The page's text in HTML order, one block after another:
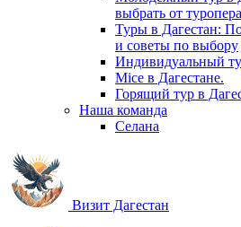
выбрать от
Туры в Дагестан:
и советы по выбору
Индивидуальный
Mice в Дагестане.
Горящий тур в
Наша команда
Селана
Визит Дагестан